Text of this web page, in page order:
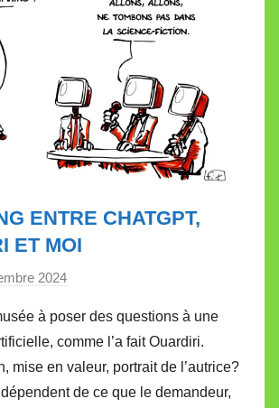
ENTRE CHATGPT,
ET MOI
2024
r
M
i
r
à poser des questions à une
comme l’a fait Ouardiri.
mise en valeur, portrait de l’autrice?
de ce que le demandeur,